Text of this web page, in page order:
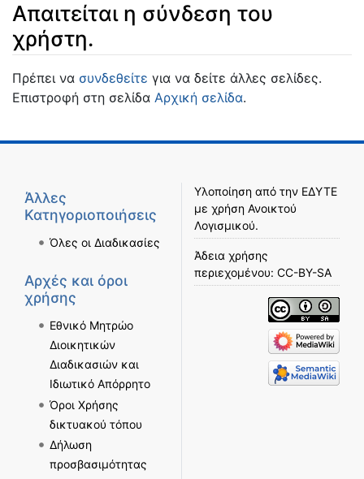
Απαιτείται η σύνδεση του
χρήστη.
Μετάβαση σε:πλοήγηση,αναζήτηση
Πρέπει να συνδεθείτε για να δείτε άλλες σελίδες.
Επιστροφή στη σελίδα Αρχική σελίδα.
Άλλες
Κατηγοριοποιήσεις
Όλες οι Διαδικασίες
Αρχές και όροι
χρήσης
Εθνικό Μητρώο
Διοικητικών
Διαδικασιών και
Ιδιωτικό Απόρρητο
Όροι Χρήσης
δικτυακού τόπου
Δήλωση
προσβασιμότητας
Υλοποίηση από την ΕΔΥΤΕ
με χρήση Ανοικτού
Λογισμικού.
Άδεια χρήσης
περιεχομένου: CC-BY-SA